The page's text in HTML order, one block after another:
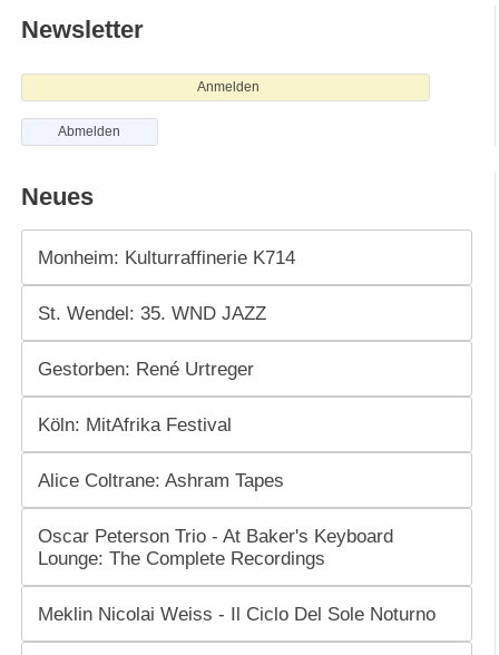
Newsletter
Anmelden
Abmelden
Neues
Monheim: Kulturraffinerie K714
St. Wendel: 35. WND JAZZ
Gestorben: René Urtreger
Köln: MitAfrika Festival
Alice Coltrane: Ashram Tapes
Oscar Peterson Trio - At Baker's Keyboard
Lounge: The Complete Recordings
Meklin Nicolai Weiss - Il Ciclo Del Sole Noturno